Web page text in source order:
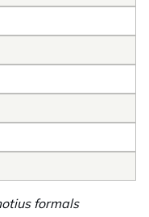
formals